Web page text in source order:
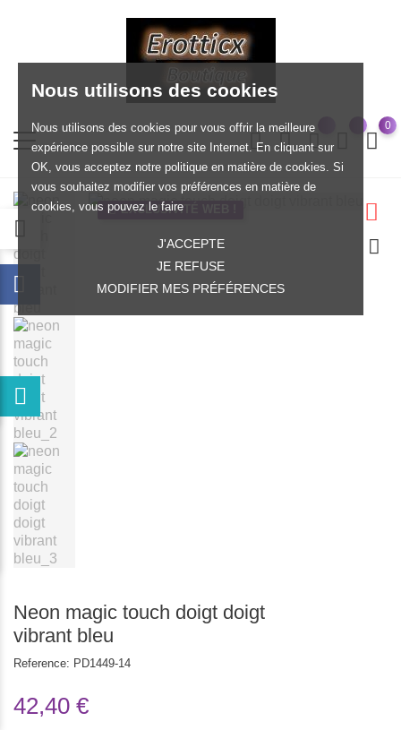
Nous utilisons des cookies
Nous utilisons des cookies pour vous offrir la meilleure
expérience possible sur notre site Internet. En cliquant sur
OK, vous acceptez notre politique en matière de cookies. Si
vous souhaitez modifier vos préférences en matière de
cookies, vous pouvez le faire
J'ACCEPTE
JE REFUSE
MODIFIER MES PRÉFÉRENCES
0
EXCLUSIVITÉ WEB !
Neon magic touch doigt doigt
vibrant bleu
Reference: PD1449-14
42,40 €